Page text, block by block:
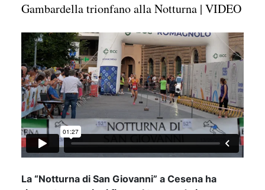
Gambardella trionfano alla Notturna | VIDEO
La “Notturna di San Giovanni” a Cesena ha